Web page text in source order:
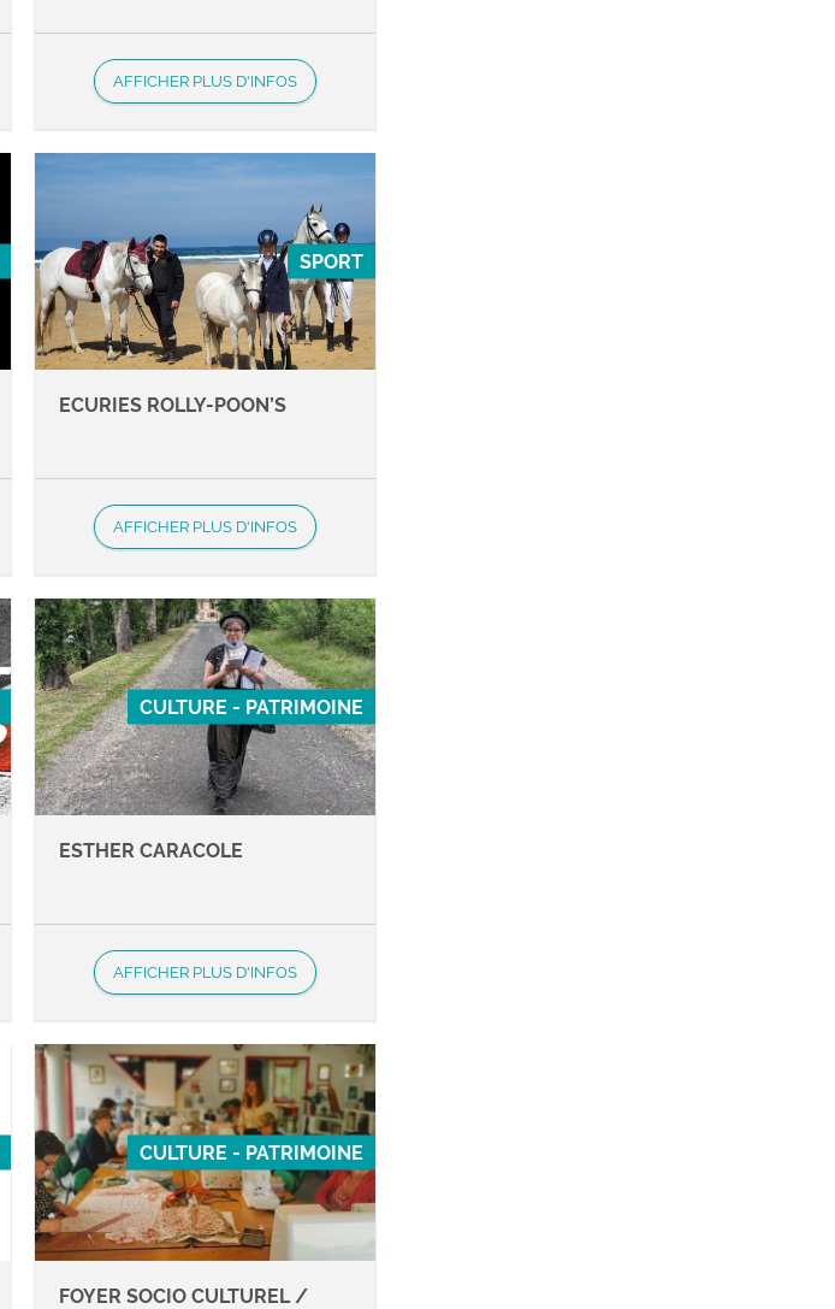
AFFICHER PLUS D'INFOS
SPORT
ECURIES ROLLY-POON’S
AFFICHER PLUS D'INFOS
CULTURE - PATRIMOINE
ESTHER CARACOLE
AFFICHER PLUS D'INFOS
CULTURE - PATRIMOINE
FOYER SOCIO CULTUREL /